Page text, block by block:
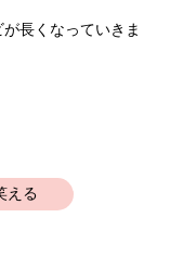
長くなっていきま
える